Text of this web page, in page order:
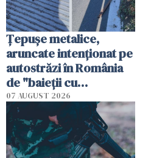
Țepușe metalice,
aruncate intenționat pe
autostrăzi în România
de "baieții cu
platforme": "Mi-au
cerut 1200 lei să mă
tracteze"
07 AUGUST 2026